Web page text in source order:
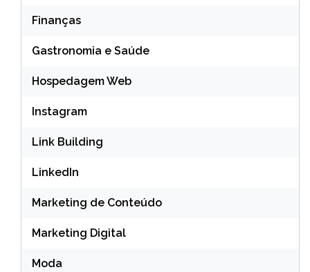
Finanças
Gastronomia e Saúde
Hospedagem Web
Instagram
Link Building
LinkedIn
Marketing de Conteúdo
Marketing Digital
Moda